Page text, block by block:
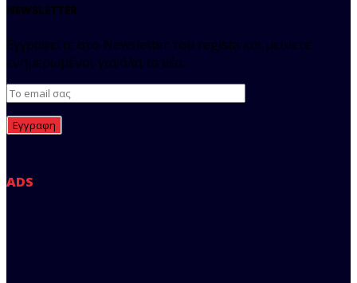
NEWSLETTER
Εγγραφείτε στο Newsletter του regista και μείνετε
ενημερωμένοι για όλα τα νέα.
ADS